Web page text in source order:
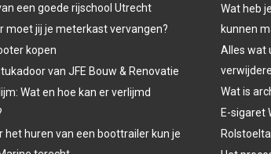
een goede rijschool Utrecht
moet jij je meterkast vervangen?
kopen
van JFE Bouw & Renovatie
Wat en hoe kan er verlijmd
het huren van een boottrailer kun je
Wat heb
kunnen
Alles wat
Wat is
E-sigaret